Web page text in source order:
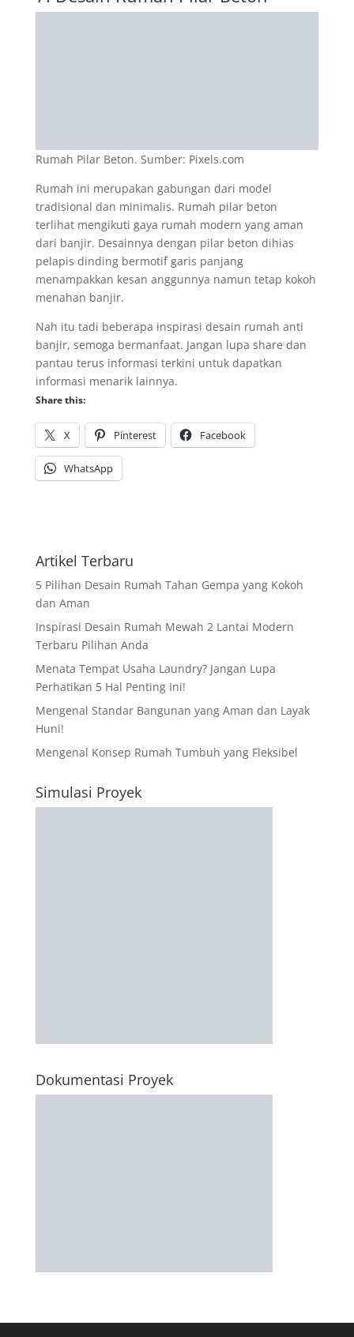
Rumah Pilar Beton. Sumber: Pixels.com
Rumah ini merupakan gabungan dari model
tradisional dan minimalis. Rumah pilar beton
terlihat mengikuti gaya rumah modern yang aman
dari banjir. Desainnya dengan pilar beton dihias
pelapis dinding bermotif garis panjang
menampakkan kesan anggunnya namun tetap kokoh
menahan banjir.
Nah itu tadi beberapa inspirasi desain rumah anti
banjir, semoga bermanfaat. Jangan lupa share dan
pantau terus informasi terkini untuk dapatkan
informasi menarik lainnya.
Share this:
X Pinterest Facebook
WhatsApp
Artikel Terbaru
5 Pilihan Desain Rumah Tahan Gempa yang Kokoh
dan Aman
Inspirasi Desain Rumah Mewah 2 Lantai Modern
Terbaru Pilihan Anda
Menata Tempat Usaha Laundry? Jangan Lupa
Perhatikan 5 Hal Penting Ini!
Mengenal Standar Bangunan yang Aman dan Layak
Huni!
Mengenal Konsep Rumah Tumbuh yang Fleksibel
Simulasi Proyek
Dokumentasi Proyek